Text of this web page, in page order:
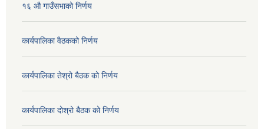
१६ औ गाउँसभाको निर्णय
कार्यपालिका वैठकको निर्णय
कार्यपालिका तेश्रो बैठक को निर्णय
कार्यपालिका दोश्रो बैठक को निर्णय